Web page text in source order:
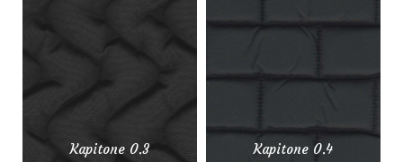
Kapitone 0.3 Kapitone 0.4